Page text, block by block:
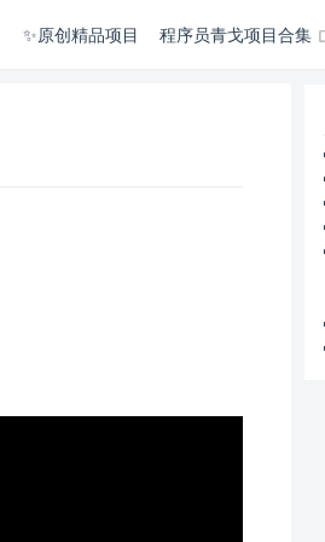
✨原创精品项目 程序员青戈项目合集